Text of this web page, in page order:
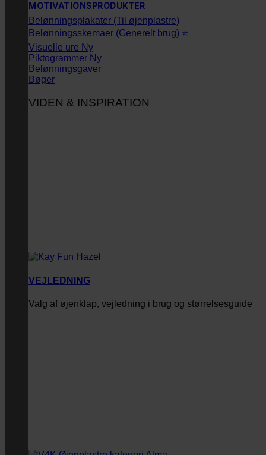
MOTIVATIONSPRODUKTER
Belønningsplakater (Til øjenplastre)
Belønningsskemaer (Generelt brug) ⭐
Visuelle ure
Piktogrammer
Belønningsgaver
Bøger
VIDEN & INSPIRATION
VEJLEDNING
Valg af øjenklap, vejledning i brug og størrelsesguide